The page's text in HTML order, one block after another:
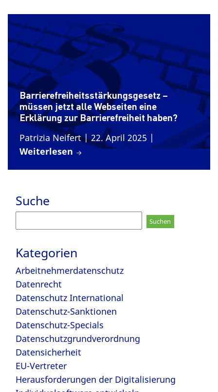
Barrierefreiheitsstärkungsgesetz –
müssen jetzt alle Webseiten eine
Erklärung zur Barrierefreiheit haben?
Patrizia Neifert| 22. April 2025 |
Weiterlesen
Suche
nach:
Kategorien
Arbeitnehmerdatenschutz
Datenrecht
Datenschutz International
Datenschutz-Sanktionen
Datenschutz-Specials
Datenschutzgrundverordnung
Datensicherheit
EU-Vertreter
Herausforderungen der Digitalisierung